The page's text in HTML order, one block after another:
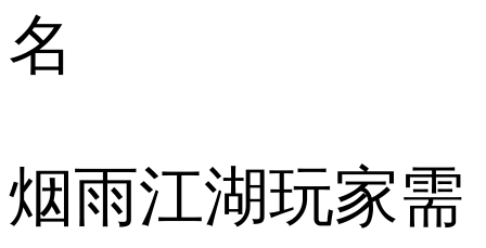
名
烟雨江湖玩家需